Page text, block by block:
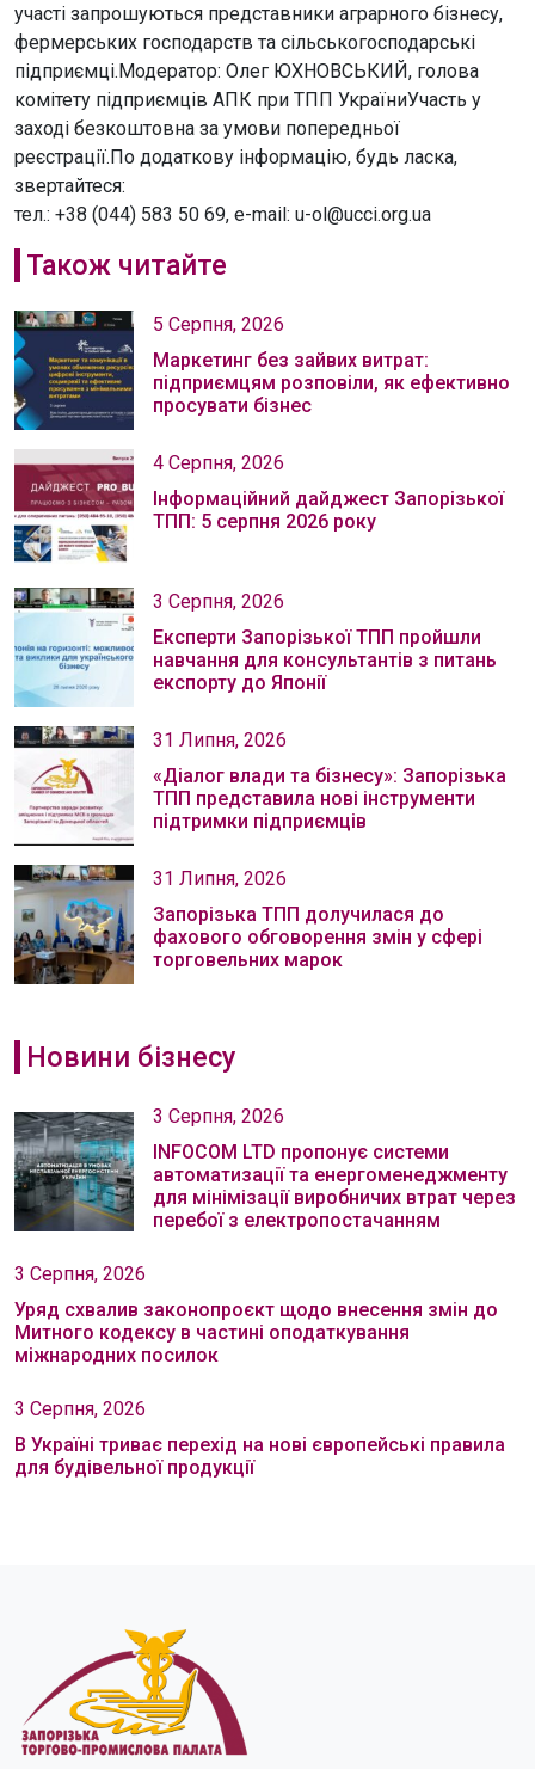
участі запрошуються представники аграрного бізнесу,
фермерських господарств та сільськогосподарські
підприємці.Модератор: Олег ЮХНОВСЬКИЙ, голова
комітету підприємців АПК при ТПП УкраїниУчасть у
заході безкоштовна за умови попередньої
реєстрації.По додаткову інформацію, будь ласка,
звертайтеся:
тел.: +38 (044) 583 50 69, e-mail: u-ol@ucci.org.ua
Також читайте
5 Серпня, 2026
Маркетинг без зайвих витрат:
підприємцям розповіли, як ефективно
просувати бізнес
4 Серпня, 2026
Інформаційний дайджест Запорізької
ТПП: 5 серпня 2026 року
3 Серпня, 2026
Експерти Запорізької ТПП пройшли
навчання для консультантів з питань
експорту до Японії
31 Липня, 2026
«Діалог влади та бізнесу»: Запорізька
ТПП представила нові інструменти
підтримки підприємців
31 Липня, 2026
Запорізька ТПП долучилася до
фахового обговорення змін у сфері
торговельних марок
Новини бізнесу
3 Серпня, 2026
INFOCOM LTD пропонує системи
автоматизації та енергоменеджменту
для мінімізації виробничих втрат через
перебої з електропостачанням
3 Серпня, 2026
Уряд схвалив законопроєкт щодо внесення змін до
Митного кодексу в частині оподаткування
міжнародних посилок
3 Серпня, 2026
В Україні триває перехід на нові європейські правила
для будівельної продукції